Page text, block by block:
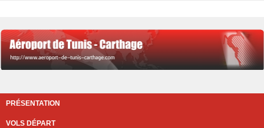
PRÉSENTATION
VOLS DÉPART